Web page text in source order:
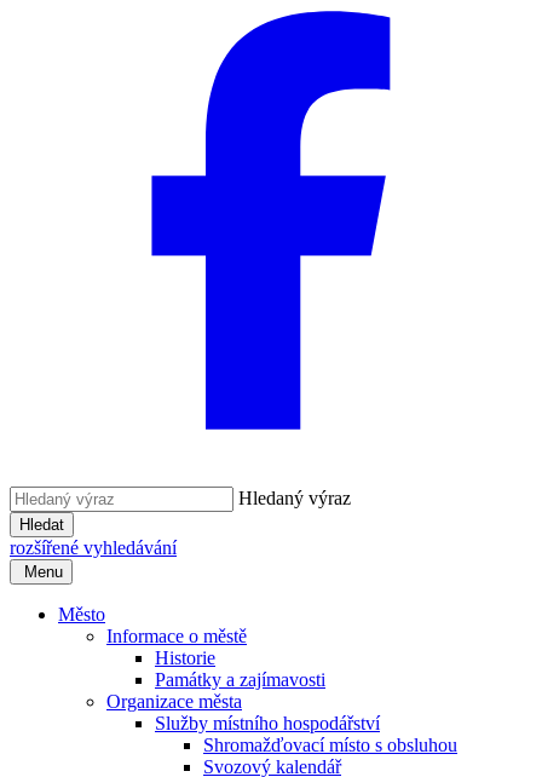
Hledaný výraz
Hledat
rozšířené vyhledávání
Menu
Město
Informace o městě
Historie
Památky a zajímavosti
Organizace města
Služby místního hospodářství
Shromažďovací místo s obsluhou
Svozový kalendář